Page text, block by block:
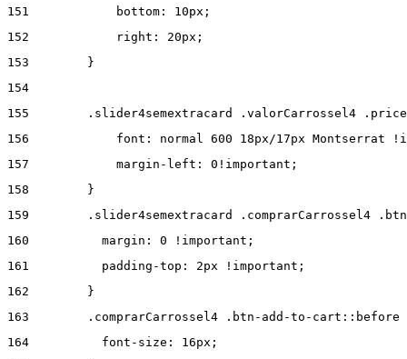
151
            bottom: 10px;
152
            right: 20px;
153
        }
154
155
.slider4semextracard .valorCarrossel4
156
font: normal 600 18px/17px Montserrat
157
            margin-left: 0!important;
158
        }
159
.slider4semextracard .comprarCarrossel4
160
          margin: 0 !important;
161
          padding-top: 2px !important;
162
        }
163
.comprarCarrossel4 .btn-add-to-
164
          font-size: 16px;